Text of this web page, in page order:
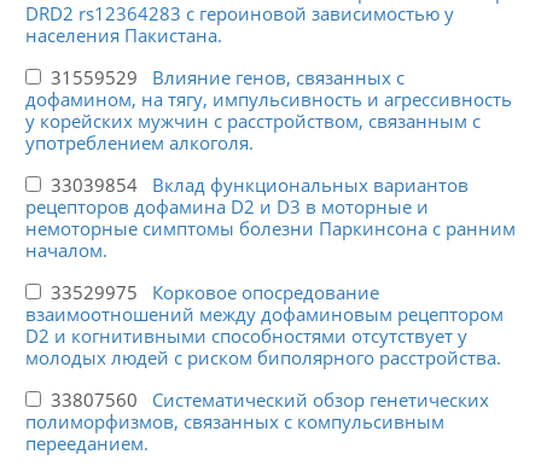
DRD2 rs12364283 с героиновой зависимостью у
населения Пакистана.
31559529 Влияние генов, связанных с
дофамином, на тягу, импульсивность и агрессивность
у корейских мужчин с расстройством, связанным с
употреблением алкоголя.
33039854 Вклад функциональных вариантов
рецепторов дофамина D2 и D3 в моторные и
немоторные симптомы болезни Паркинсона с ранним
началом.
33529975 Корковое опосредование
взаимоотношений между дофаминовым рецептором
D2 и когнитивными способностями отсутствует у
молодых людей с риском биполярного расстройства.
33807560 Систематический обзор генетических
полиморфизмов, связанных с компульсивным
перееданием.